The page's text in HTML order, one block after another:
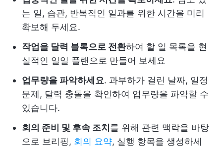
는 일, 습관, 반복적인 일과를 위한 시간을 미리
확보해 두세요.
작업을 달력 블록으로 전환하여 할 일 목록을 현
실적인 일일 플랜으로 만들어 보세요
업무량을 파악하세요. 과부하가 걸린 날짜, 일정
문제, 달력 충돌을 확인하여 업무량을 파악할 수
있습니다.
회의 준비 및 후속 조치 를 위해 관련 맥락을 바탕
으로 브리핑, 회의 요약, 실행 항목을 생성하세